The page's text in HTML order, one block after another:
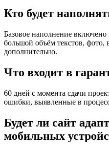
Кто будет
Базовое наполнение включено
большой объём текстов,
дополнительно.
Что входит в
60 дней с момента сдачи
ошибки, выявленные в
Будет ли сайт
мобильных